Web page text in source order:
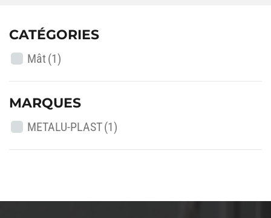
CATÉGORIES
Mât (1)
MARQUES
METALU-PLAST(1)